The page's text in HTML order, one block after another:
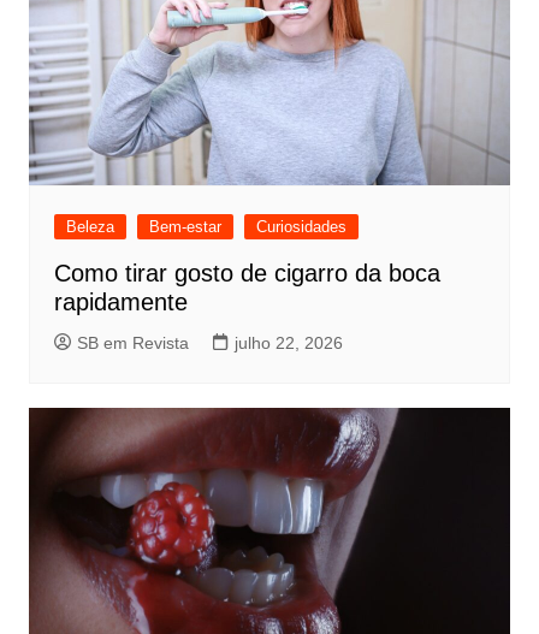
Beleza Bem-estar Curiosidades
Como tirar gosto de cigarro da boca
rapidamente
SB em Revista julho 22, 2026